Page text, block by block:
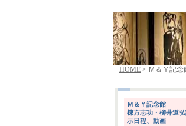
HOME > Ｍ＆Ｙ記
Ｍ＆Ｙ記念館
棟方志功・柳井道
示日程、動画